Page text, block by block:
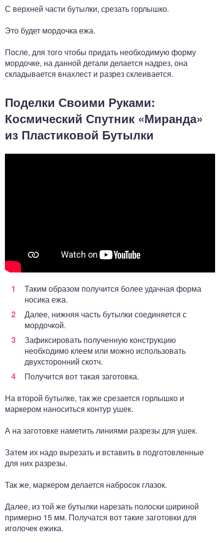
С верхней части бутылки, срезать горлышко.
Это будет мордочка ежа.
После, для того чтобы придать необходимую форму
мордочке, на данной детали делается надрез, она
складывается внахлест и разрез склеивается.
Поделки Своими Руками:
Космический Спутник «Миранда»
из Пластиковой Бутылки
Таким образом получится более удачная форма
носика ежа.
Далее, нижняя часть бутылки соединяется с
мордочкой.
Зафиксировать полученную конструкцию
необходимо клеем или можно использовать
двухсторонний скотч.
Получится вот такая заготовка.
На второй бутылке, так же срезается горлышко и
маркером наноситься контур ушек.
А на заготовке наметить линиями разрезы для ушек.
Затем их надо вырезать и вставить в подготовленные
для них разрезы.
Так же, маркером делается набросок глазок.
Далее, из той же бутылки нарезать полоски шириной
примерно 15 мм. Получатся вот такие заготовки для
иголочек ежика.